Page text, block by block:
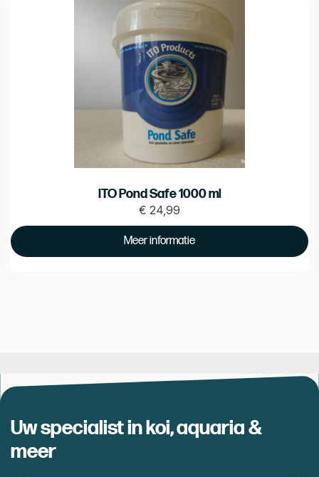
ITO Pond Safe 1000 ml
€ 24,99
Prijs
€
Meer informatie
Uw specialist in koi, aquaria &
meer